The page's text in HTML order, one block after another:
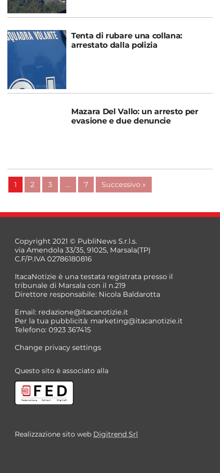
Tenta di rubare una collana:
arrestato dalla polizia
Mazara Del Vallo: un arresto per
evasione e due denuncie
1 2 3 … 7 Successivo »
Copyright 2021 © PubliNews S.r.l.s.
via Amendola 33/35, 91025, Marsala(TP)
C.F/P.IVA 02786180816
ItacaNotizie è una testata registrata presso il
tribunale di Marsala con il n.219
Direttore responsabile: Nicola Baldarotta
Email: redazione@itacanotizie.it
Per la tua pubblicità: marketing@itacanotizie.it
Telefono: 0923 367415
Change privacy settings
Questo sito è associato alla
Realizzazione sito web Digitrend Srl